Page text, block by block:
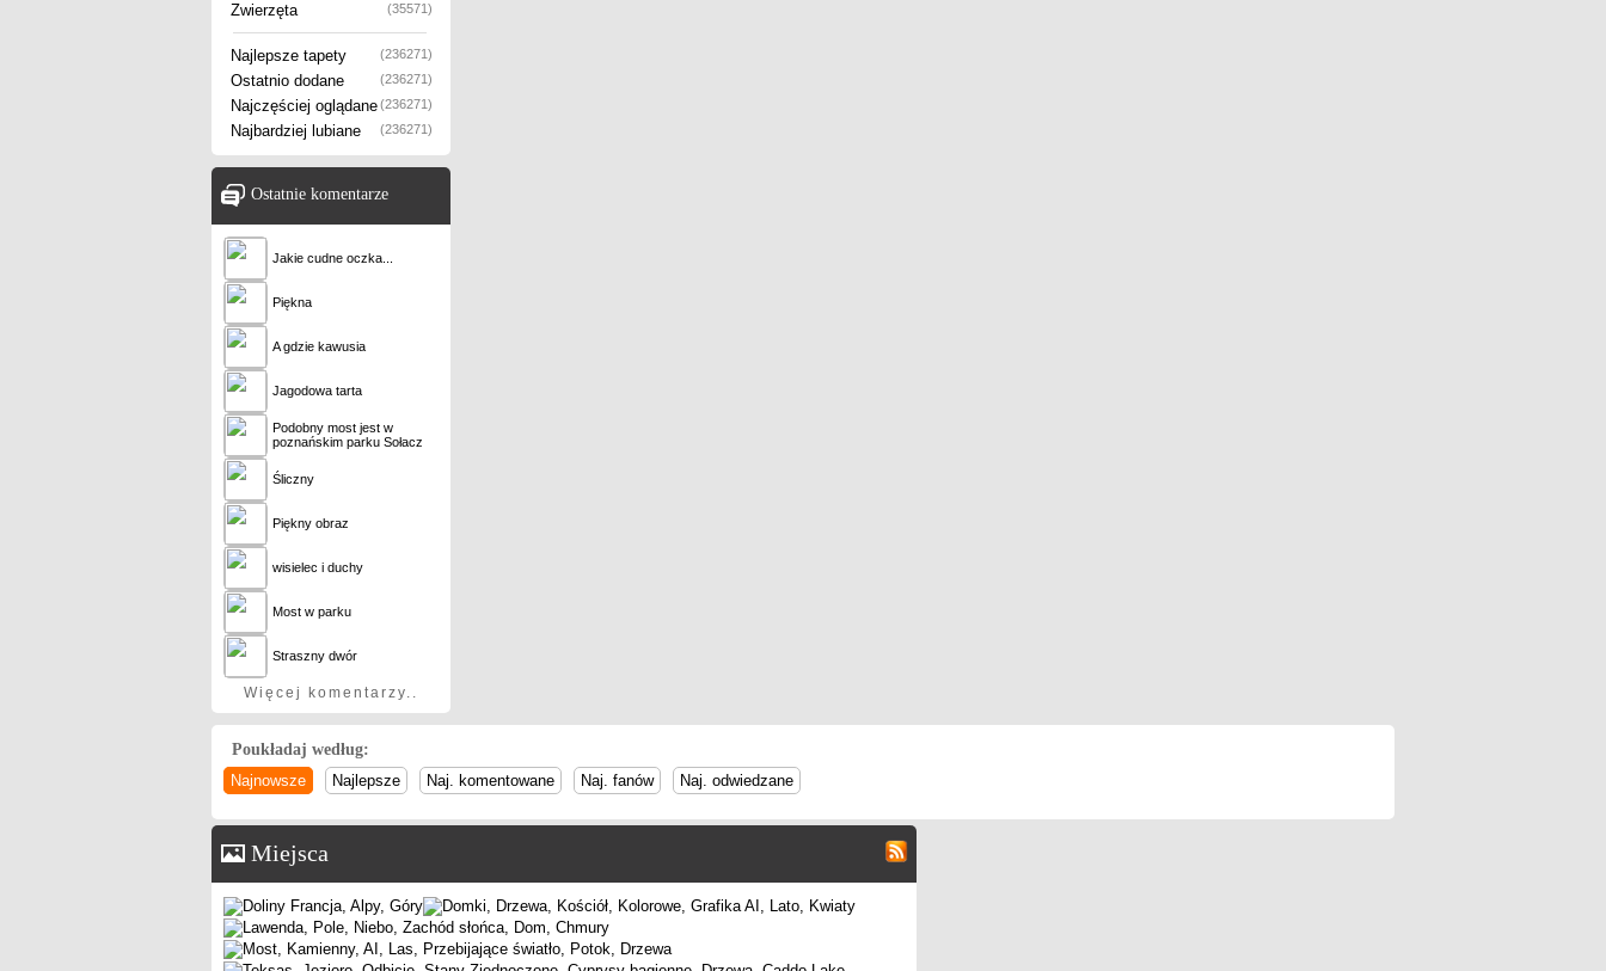
Zwierzęta (35571)
Najlepsze tapety (236271)
Ostatnio dodane (236271)
Najczęściej oglądane(236271)
Najbardziej lubiane (236271)
Ostatnie komentarze
Jakie cudne oczka...
Piękna
A gdzie kawusia
Jagodowa tarta
Podobny most jest w
poznańskim parku Sołacz
Śliczny
Piękny obraz
wisielec i duchy
Most w parku
Straszny dwór
Więcej komentarzy..
Poukładaj według:
Najnowsze
Najlepsze Naj. komentowane Naj. fanów Naj. odwiedzane
Miejsca